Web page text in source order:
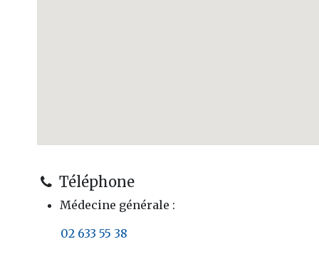
Téléphone
Médecine générale :
​02 633 55 38